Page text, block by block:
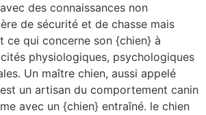
des connaissances non
de sécurité et de chasse mais
ce qui concerne son {chien} à
physiologiques, psychologiques
Un maître chien, aussi appelé
un artisan du comportement canin
avec un {chien} entraîné. le chien